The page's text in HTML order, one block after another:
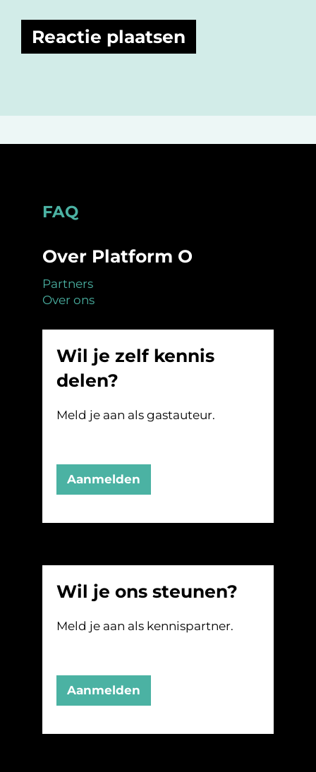
Footer
FAQ
Over Platform O
Partners
Over ons
Wil je zelf kennis
delen?
Meld je aan als gastauteur.
Aanmelden
Wil je ons steunen?
Meld je aan als kennispartner.
Aanmelden